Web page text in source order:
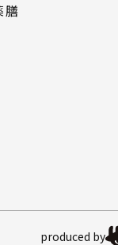
膳
produced by